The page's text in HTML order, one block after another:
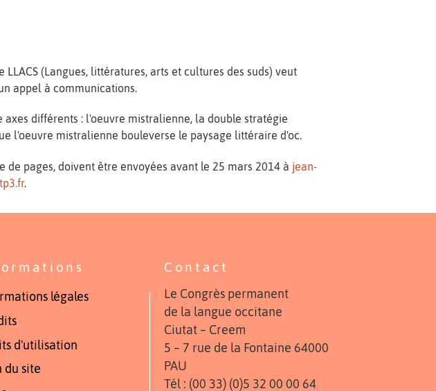
(Langues, littératures, arts et cultures des suds) veut
appel à communications.
différents : l'oeuvre mistralienne, la double stratégie
l'oeuvre mistralienne bouleverse le paysage littéraire d'oc.
pages, doivent être envoyées avant le 25 mars 2014 à jean-
.
légales
d'utilisation
du site
Contact
Le Congrès permanent
de la langue occitane
Ciutat – Creem
5 – 7 rue de la Fontaine 64000
PAU
Tél : (00 33) (0)5 32 00 00 64